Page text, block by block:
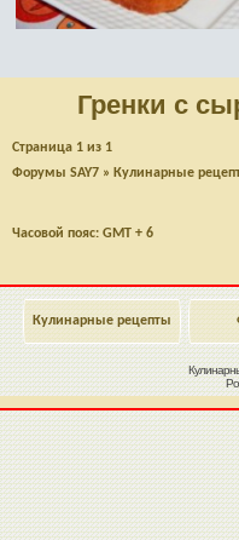
Гренки с
Страница 1 из 1
Форумы SAY7 » Кулинарные
Часовой пояс: GMT + 6
Кулинарные рецепты